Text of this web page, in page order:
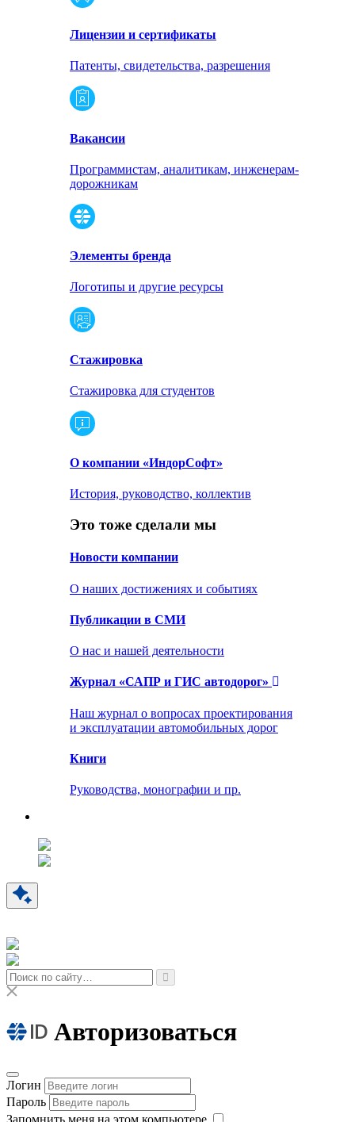
Лицензии и сертификаты
Патенты, свидетельства, разрешения
Вакансии
Программистам, аналитикам, инженерам-
дорожникам
Элементы бренда
Логотипы и другие ресурсы
Стажировка
Стажировка для студентов
О компании «ИндорСофт»
История, руководство, коллектив
Это тоже сделали мы
Новости компании
О наших достижениях и событиях
Публикации в СМИ
О нас и нашей деятельности
Журнал «САПР и ГИС автодорог»
Наш журнал о вопросах проектирования
и эксплуатации автомобильных дорог
Книги
Руководства, монографии и пр.
Авторизоваться
Логин
Пароль